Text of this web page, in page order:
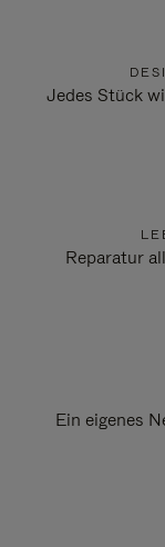
Jedes Stück
Reparatur
Ein eigenes